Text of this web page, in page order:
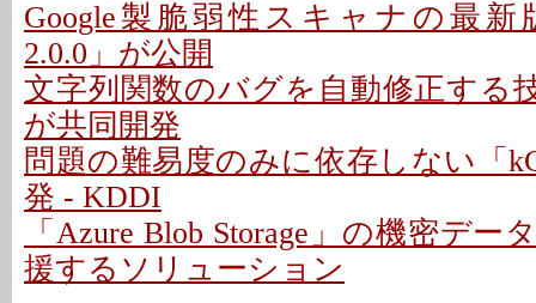
Google製脆弱性スキャナの最新
2.0.0」が公開
文字列関数のバグを自動修正する
が共同開発
問題の難易度のみに依存しない「
発 - KDDI
「Azure Blob Storage」の機密デー
援するソリューション